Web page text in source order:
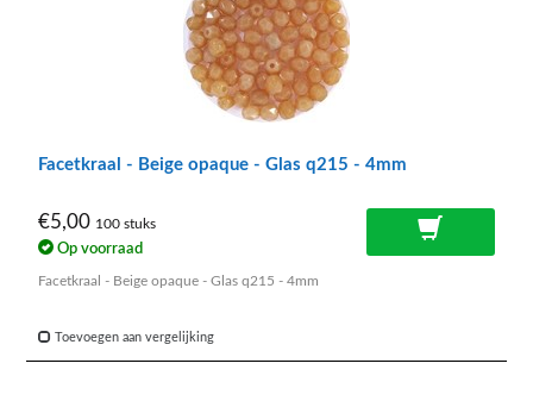
Facetkraal - Beige opaque - Glas q215 - 4mm
€5,00 100 stuks
Op voorraad
Facetkraal - Beige opaque - Glas q215 - 4mm
Toevoegen aan vergelijking